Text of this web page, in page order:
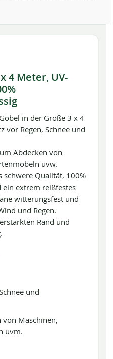
4 Meter, UV-
in der Größe 3 x 4
vor Regen, Schnee und
Abdecken von
uvw.
schwere Qualität, 100%
ein extrem reißfestes
witterungsfest und
und Regen.
Rand und
und
von Maschinen,
uvm.